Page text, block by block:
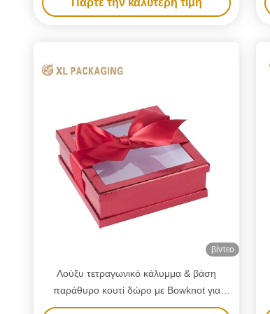
Premium
Πάρτε την καλύτερη τιμή
βίντεο
Λούξυ τετραγωνικό κάλυμμα & βάση
παράθυρο κουτί δώρο με Bowknot για
κοσμήματα Συσκευασία αξεσουάρ